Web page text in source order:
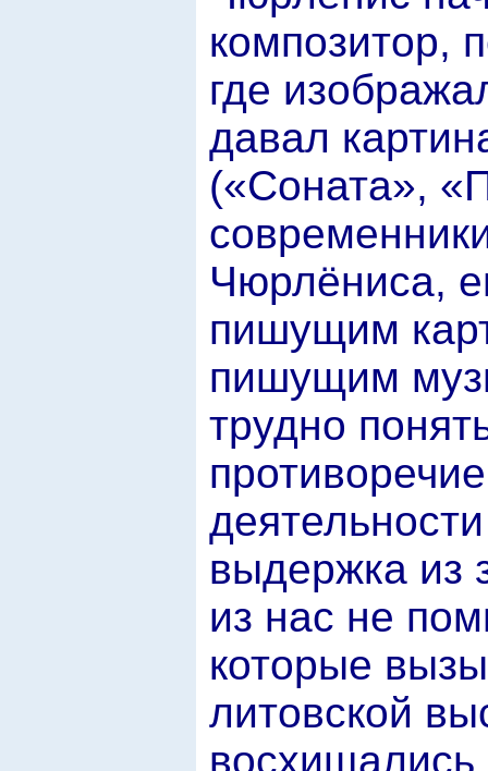
композитор,
где
давал
(«Соната»,
Чюрлёниса,
пишущим
пишущим
трудно
выдержка из
из нас не
которые
литовской
восхищались